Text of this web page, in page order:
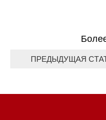
ПРЕДЫДУЩАЯ